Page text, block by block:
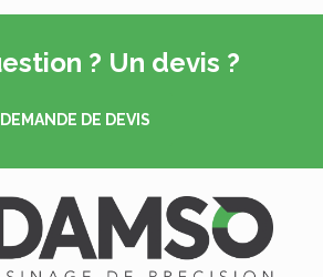
? Un devis ?
DEMANDE DE DEVIS